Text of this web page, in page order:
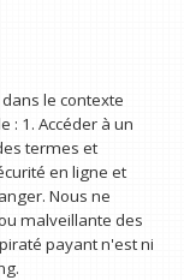
le contexte
: 1. Accéder à un
termes et
en ligne et
Nous ne
malveillante des
payant n'est ni